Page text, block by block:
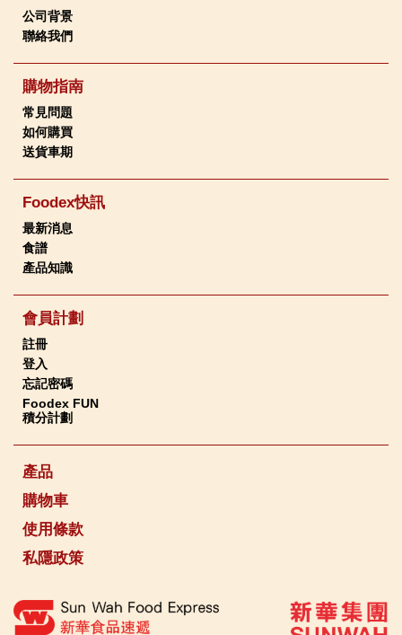
公司背景
聯絡我們
購物指南
常見問題
如何購買
送貨車期
Foodex快訊
最新消息
食譜
產品知識
會員計劃
註冊
登入
忘記密碼
Foodex FUN
積分計劃
產品
購物車
使用條款
私隱政策